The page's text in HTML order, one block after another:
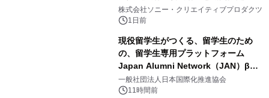
ラボレーション サウナイキタイコラ
ボグッズも発売決定！
株式会社ソニー・クリエイティブプロダクツ
1日前
現役留学生がつくる、留学生のため
の、留学生専用プラットフォーム
Japan Alumni Network（JAN）β版
をリリース
一般社団法人日本国際化推進協会
11時間前